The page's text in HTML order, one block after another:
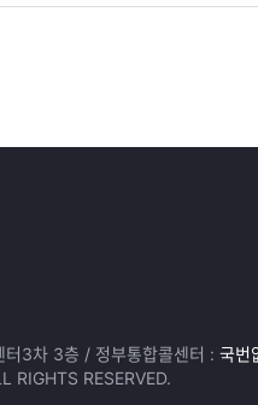
3차 3층 / 정부통합콜센터 : 국번
RIGHTS RESERVED.